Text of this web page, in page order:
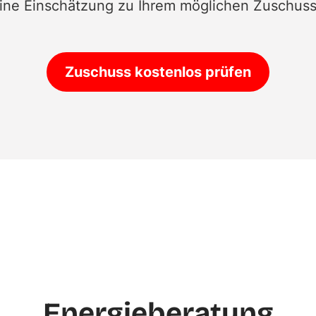
Einschätzung zu Ihrem möglichen
Zuschuss kostenlos prüfen